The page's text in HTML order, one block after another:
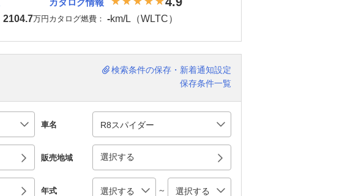
2104.7万円カタログ燃費： -km/L（WLTC）
検索条件の保存・新着通知設定
保存条件一覧
車名
販売地域 選択する
年式 ～